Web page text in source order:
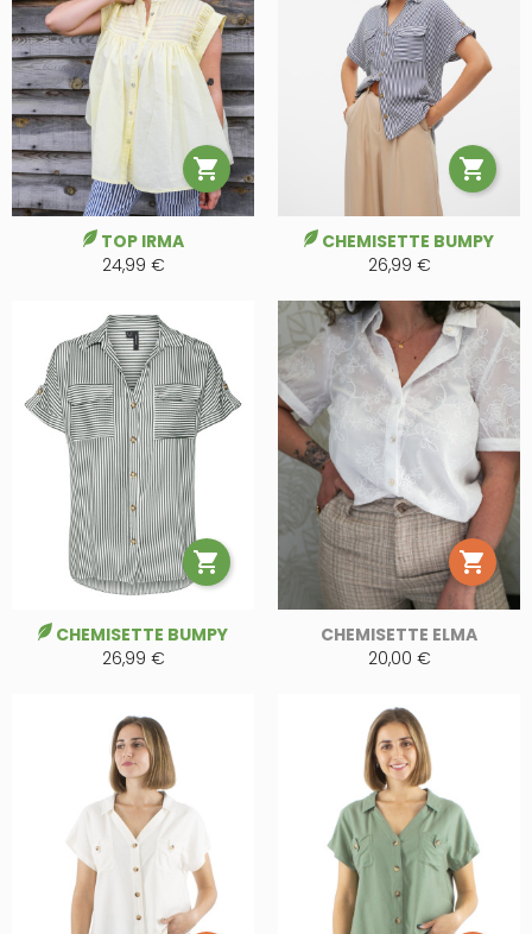

TOP IRMA
24,99 €

CHEMISETTE BUMPY
26,99 €

CHEMISETTE BUMPY
26,99 €

CHEMISETTE ELMA
20,00 €